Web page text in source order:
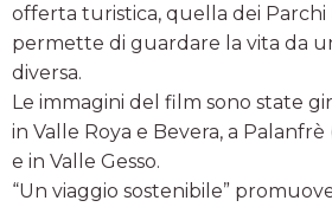
offerta turistica, quella dei Parchi
permette di guardare la vita da
diversa.
Le immagini del film sono state
in Valle Roya e Bevera, a
e in Valle Gesso.
“Un viaggio sostenibile”